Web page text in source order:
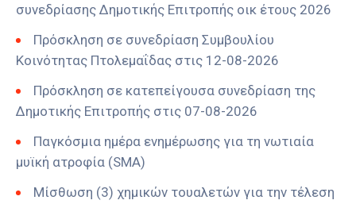
συνεδρίασης Δημοτικής Επιτροπής οικ έτους 2026
Πρόσκληση σε συνεδρίαση Συμβουλίου
Κοινότητας Πτολεμαΐδας στις 12-08-2026
Πρόσκληση σε κατεπείγουσα συνεδρίαση της
Δημοτικής Επιτροπής στις 07-08-2026
Παγκόσμια ημέρα ενημέρωσης για τη νωτιαία
μυϊκή ατροφία (SMA)
Μίσθωση (3) χημικών τουαλετών για την τέλεση